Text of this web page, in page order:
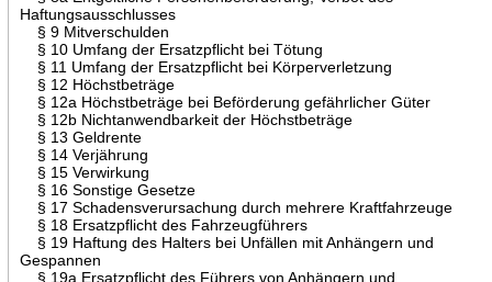
Haftungsausschlusses
§ 9 Mitverschulden
§ 10 Umfang der Ersatzpflicht bei Tötung
§ 11 Umfang der Ersatzpflicht bei Körperverletzung
§ 12 Höchstbeträge
§ 12a Höchstbeträge bei Beförderung gefährlicher Güter
§ 12b Nichtanwendbarkeit der Höchstbeträge
§ 13 Geldrente
§ 14 Verjährung
§ 15 Verwirkung
§ 16 Sonstige Gesetze
§ 17 Schadensverursachung durch mehrere Kraftfahrzeuge
§ 18 Ersatzpflicht des Fahrzeugführers
§ 19 Haftung des Halters bei Unfällen mit Anhängern und
Gespannen
§ 19a Ersatzpflicht des Führers von Anhängern und